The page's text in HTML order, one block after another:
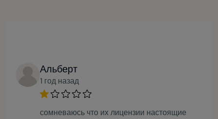
Альберт
1 год назад
сомневаюсь что их лицензии настоящие